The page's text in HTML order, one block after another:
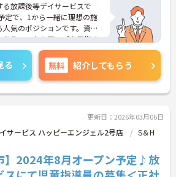
放課後等デイサービスで
定で、1から一緒に理想の施
気のポジションです。資格
り、スキルアップを目指す
短勤務も相談でき、プライ
い環境です。マイカー通勤
利です。ご興味をお持ちの
わせください。
る 無料 紹介してもらう
更新日：2026年03月06日
サービス ハッピーエンジェル2号店
S＆H
】2024年8月オープン予定♪放